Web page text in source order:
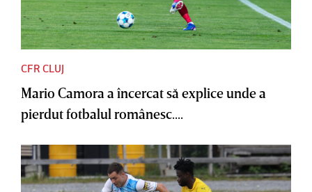
CFR CLUJ
Mario Camora a încercat să explice unde a
pierdut fotbalul românesc....